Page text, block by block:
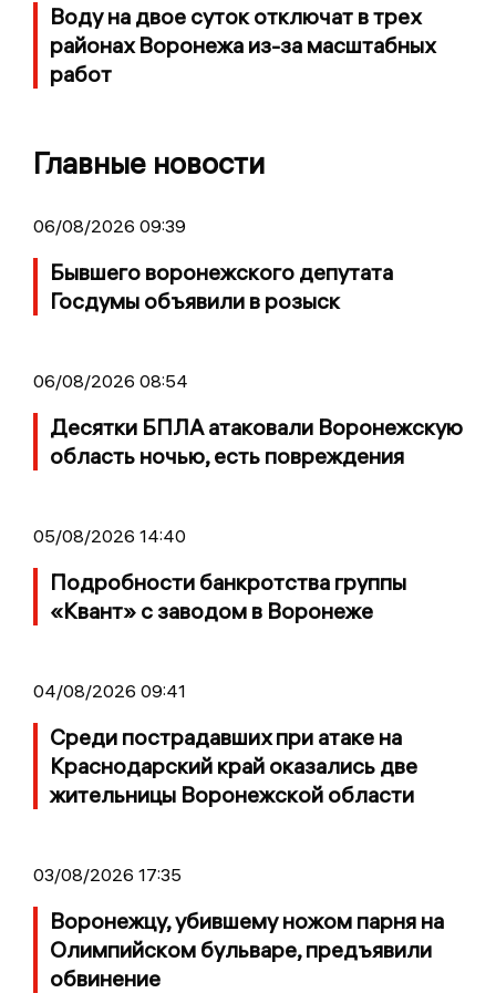
Воду на двое суток отключат в трех
районах Воронежа из-за масштабных
работ
Главные новости
06/08/2026 09:39
Бывшего воронежского депутата
Госдумы объявили в розыск
06/08/2026 08:54
Десятки БПЛА атаковали Воронежскую
область ночью, есть повреждения
05/08/2026 14:40
Подробности банкротства группы
«Квант» с заводом в Воронеже
04/08/2026 09:41
Среди пострадавших при атаке на
Краснодарский край оказались две
жительницы Воронежской области
03/08/2026 17:35
Воронежцу, убившему ножом парня на
Олимпийском бульваре, предъявили
обвинение